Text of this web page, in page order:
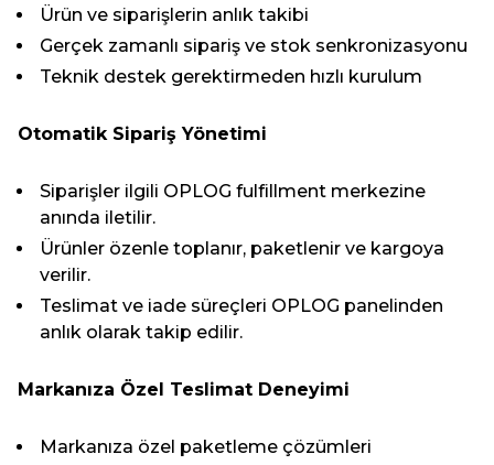
Ürün ve siparişlerin anlık takibi
Gerçek zamanlı sipariş ve stok senkronizasyonu
Teknik destek gerektirmeden hızlı kurulum
Otomatik Sipariş Yönetimi
Siparişler ilgili OPLOG fulfillment merkezine
anında iletilir.
Ürünler özenle toplanır, paketlenir ve kargoya
verilir.
Teslimat ve iade süreçleri OPLOG panelinden
anlık olarak takip edilir.
Markanıza Özel Teslimat Deneyimi
Markanıza özel paketleme çözümleri